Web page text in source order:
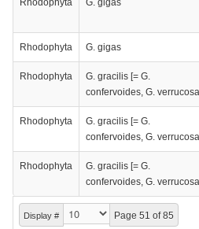
Display # Page 51 of 85
Rhodophyta G. gigas
Rhodophyta
G. gracilis [= G.
confervoides, G.
Rhodophyta
G. gracilis [= G.
confervoides, G.
Rhodophyta
G. gracilis [= G.
confervoides, G.